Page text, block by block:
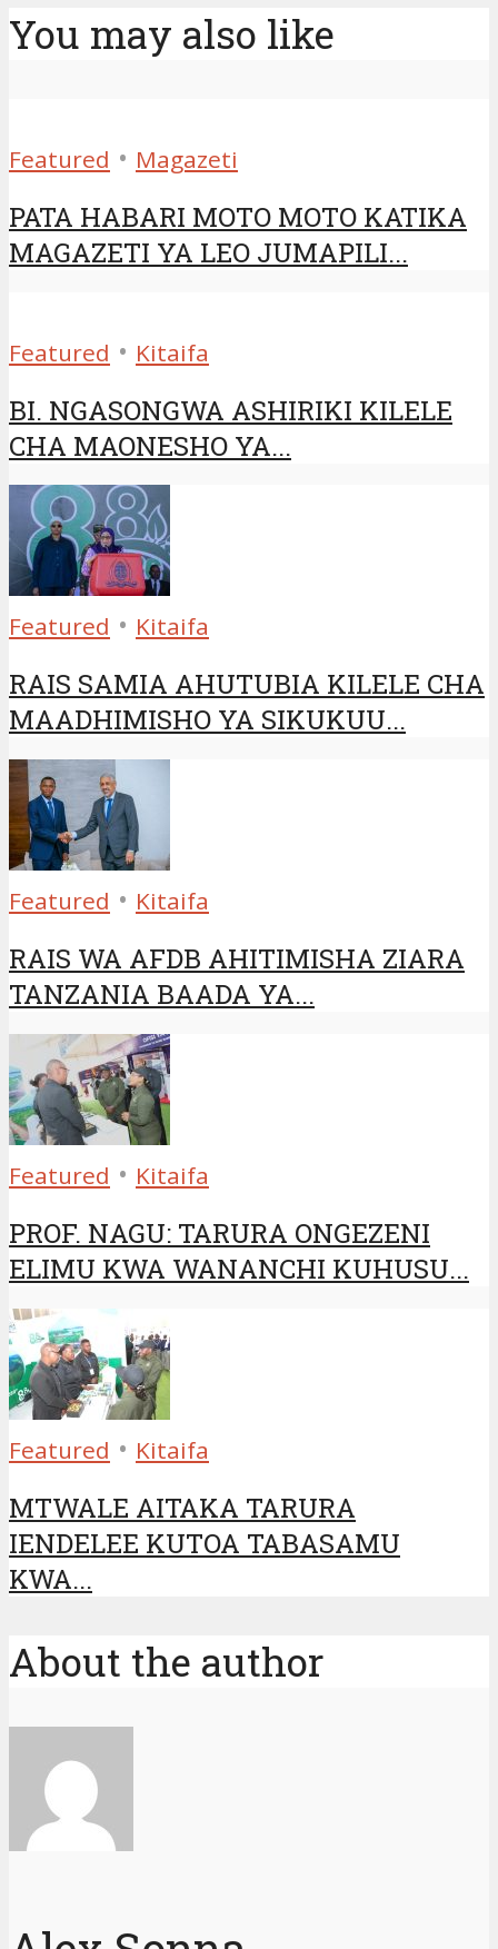
You may also like
Featured • Magazeti
PATA HABARI MOTO MOTO KATIKA
MAGAZETI YA LEO JUMAPILI...
Featured • Kitaifa
BI. NGASONGWA ASHIRIKI KILELE
CHA MAONESHO YA...
Featured • Kitaifa
RAIS SAMIA AHUTUBIA KILELE CHA
MAADHIMISHO YA SIKUKUU...
Featured • Kitaifa
RAIS WA AFDB AHITIMISHA ZIARA
TANZANIA BAADA YA...
Featured • Kitaifa
PROF. NAGU: TARURA ONGEZENI
ELIMU KWA WANANCHI KUHUSU...
Featured • Kitaifa
MTWALE AITAKA TARURA
IENDELEE KUTOA TABASAMU
KWA...
About the author